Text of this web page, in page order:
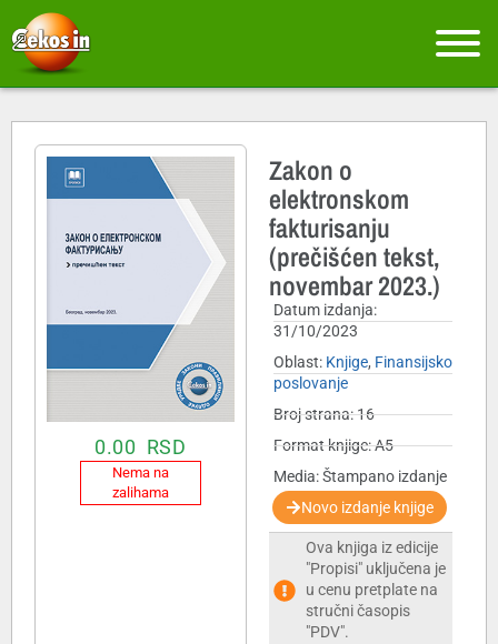
0.00 RSD
Nema na
zalihama
Zakon o
elektronskom
fakturisanju
(prečišćen tekst,
novembar 2023.)
Datum izdanja:
31/10/2023
Oblast: Knjige, Finansijsko
poslovanje
Broj strana: 16
Format knjige: A5
Media: Štampano izdanje
Novo izdanje knjige
Ova knjiga iz edicije
"Propisi" uključena je
u cenu pretplate na
stručni časopis
"PDV".